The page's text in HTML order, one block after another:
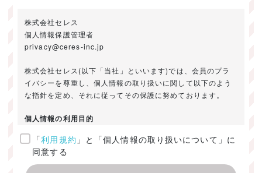
株式会社セレス
個人情報保護管理者
privacy@ceres-inc.jp
株式会社セレス(以下「当社」といいます)では、会員のプラ
イバシーを尊重し、個人情報の取り扱いに関して以下のよう
な指針を定め、それに従ってその保護に努めております。
個人情報の利用目的
ご提供いただきました個人情報は、以下のためにのみ利用い
たします。
「利用規約 」と「個人情報の取り扱いについて」に
同意する